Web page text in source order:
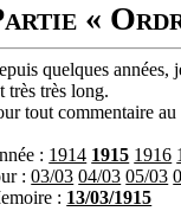
«
quelques années,
très très long.
tout commentaire
: 1914 1915 1916
:03/03 04/03 05/03
: 13/03/1915